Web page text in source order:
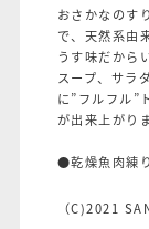
おさかなのす
で、天然系由
うす味だから
スープ、サラ
に”フルフル”
が出来上がりま
●乾燥魚肉練
（C)2021